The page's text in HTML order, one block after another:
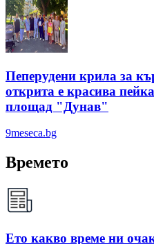
Пеперудени крила за
открита е красива
площад "Дунав"
9meseca.bg
Времето
Ето какво време ни